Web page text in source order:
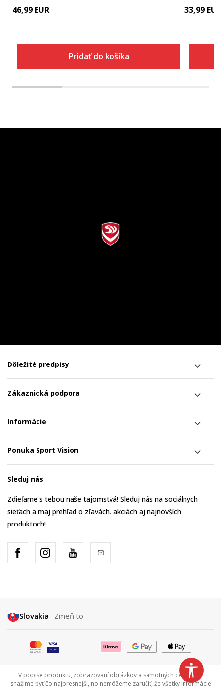
46,99 EUR
Pridať do košíka
33,99 EUR
Dôležité predpisy
Zákaznická podpora
Informácie
Ponuka Sport Vision
Sleduj nás
Zdieľame s tebou naše tajomstvá! Sleduj nás na sociálnych
sieťach a maj prehľad o zľavách, akciách aj najnovších
produktoch!
Slovakia Zmeň to
V popise produktu, zobrazovaní obrázkov a samotných cenách sa
snažíme byť čo najpresnejší, no nemôžeme zaručiť, že všetky informácie